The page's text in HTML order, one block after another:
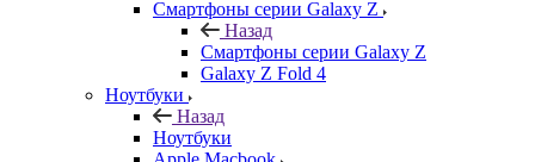
Смартфоны серии Galaxy Z
Назад
Смартфоны серии Galaxy Z
Galaxy Z Fold 4
Ноутбуки
Назад
Ноутбуки